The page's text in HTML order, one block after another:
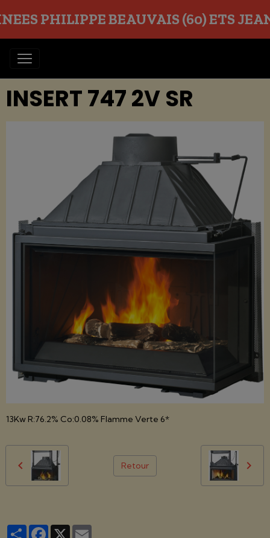
PHILIPPE BEAUVAIS (60) ETS
INSERT 747 2V SR
13Kw R:76.2% Co:0.08% Flamme Verte 6*
Retour
PartagerFacebook
X